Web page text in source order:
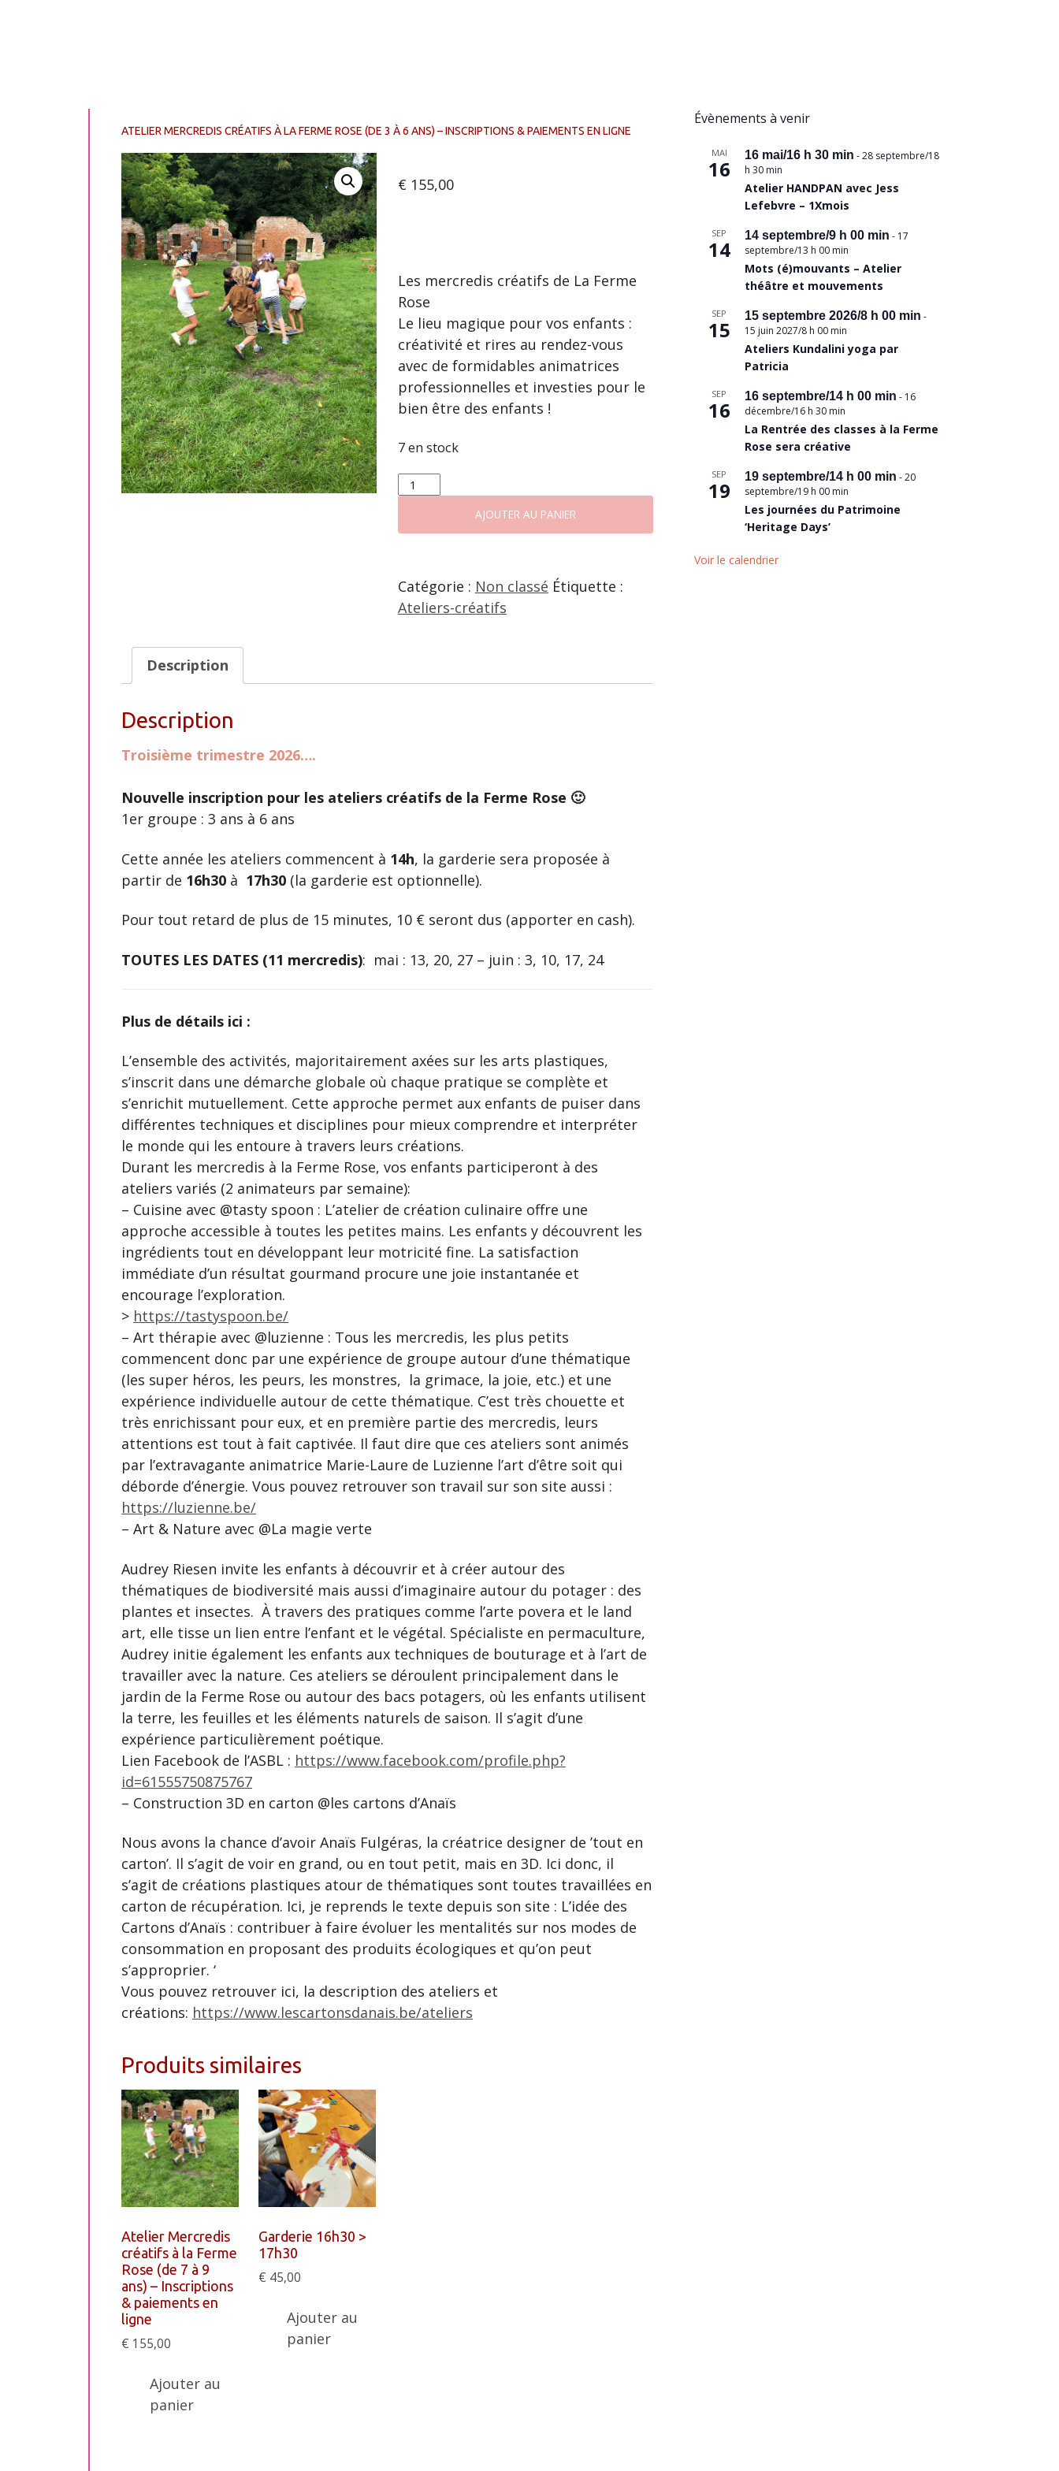
ATELIER MERCREDIS CRÉATIFS À LA FERME ROSE (DE 3 À 6 ANS) – INSCRIPTIONS & PAIEMENTS EN LIGNE
€ 155,00
Les mercredis créatifs de La Ferme
Rose
Le lieu magique pour vos enfants :
créativité et rires au rendez-vous
avec de formidables animatrices
professionnelles et investies pour le
bien être des enfants !
7 en stock
QUANTITÉ
DE
MERCREDIS
LA
FERME
ROSE
6
LIGNE
AJOUTER AU PANIER
Catégorie : Non classé Étiquette :
Ateliers-créatifs
Description
Description
Troisième trimestre 2026….
Nouvelle inscription pour les ateliers créatifs de la Ferme Rose 🙂
1er groupe : 3 ans à 6 ans
Cette année les ateliers commencent à 14h, la garderie sera proposée à
partir de 16h30 à 17h30 (la garderie est optionnelle).
Pour tout retard de plus de 15 minutes, 10 € seront dus (apporter en cash).
TOUTES LES DATES (11 mercredis): mai : 13, 20, 27 – juin : 3, 10, 17, 24
Plus de détails ici :
L’ensemble des activités, majoritairement axées sur les arts plastiques,
s’inscrit dans une démarche globale où chaque pratique se complète et
s’enrichit mutuellement. Cette approche permet aux enfants de puiser dans
différentes techniques et disciplines pour mieux comprendre et interpréter
le monde qui les entoure à travers leurs créations.
Durant les mercredis à la Ferme Rose, vos enfants participeront à des
ateliers variés (2 animateurs par semaine):
– Cuisine avec @tasty spoon : L’atelier de création culinaire offre une
approche accessible à toutes les petites mains. Les enfants y découvrent les
ingrédients tout en développant leur motricité fine. La satisfaction
immédiate d’un résultat gourmand procure une joie instantanée et
encourage l’exploration.
> https://tastyspoon.be/
– Art thérapie avec @luzienne : Tous les mercredis, les plus petits
commencent donc par une expérience de groupe autour d’une thématique
(les super héros, les peurs, les monstres, la grimace, la joie, etc.) et une
expérience individuelle autour de cette thématique. C’est très chouette et
très enrichissant pour eux, et en première partie des mercredis, leurs
attentions est tout à fait captivée. Il faut dire que ces ateliers sont animés
par l’extravagante animatrice Marie-Laure de Luzienne l’art d’être soit qui
déborde d’énergie. Vous pouvez retrouver son travail sur son site aussi :
https://luzienne.be/
– Art & Nature avec @La magie verte
Audrey Riesen invite les enfants à découvrir et à créer autour des
thématiques de biodiversité mais aussi d’imaginaire autour du potager : des
plantes et insectes. À travers des pratiques comme l’arte povera et le land
art, elle tisse un lien entre l’enfant et le végétal. Spécialiste en permaculture,
Audrey initie également les enfants aux techniques de bouturage et à l’art de
travailler avec la nature. Ces ateliers se déroulent principalement dans le
jardin de la Ferme Rose ou autour des bacs potagers, où les enfants utilisent
la terre, les feuilles et les éléments naturels de saison. Il s’agit d’une
expérience particulièrement poétique.
Lien Facebook de l’ASBL : https://www.facebook.com/profile.php?
id=61555750875767
– Construction 3D en carton @les cartons d’Anaïs
Nous avons la chance d’avoir Anaïs Fulgéras, la créatrice designer de ’tout en
carton’. Il s’agit de voir en grand, ou en tout petit, mais en 3D. Ici donc, il
s’agit de créations plastiques atour de thématiques sont toutes travaillées en
carton de récupération. Ici, je reprends le texte depuis son site : L’idée des
Cartons d’Anaïs : contribuer à faire évoluer les mentalités sur nos modes de
consommation en proposant des produits écologiques et qu’on peut
s’approprier. ‘
Vous pouvez retrouver ici, la description des ateliers et
créations: https://www.lescartonsdanais.be/ateliers
Produits similaires
Atelier Mercredis
créatifs à la Ferme
Rose (de 7 à 9
ans) – Inscriptions
& paiements en
ligne
€ 155,00
Ajouter au
panier
Garderie 16h30 >
17h30
€ 45,00
Ajouter au
panier
Évènements à venir
MAI
16
16 mai/16 h 30 min -28 septembre/18
h 30 min
Atelier HANDPAN avec Jess
Lefebvre – 1Xmois
SEP
14
14 septembre/9 h 00 min - 17
septembre/13 h 00 min
Mots (é)mouvants – Atelier
théâtre et mouvements
SEP
15
15 septembre 2026/8 h 00 min -
15 juin 2027/8 h 00 min
Ateliers Kundalini yoga par
Patricia
SEP
16
16 septembre/14 h 00 min - 16
décembre/16 h 30 min
La Rentrée des classes à la Ferme
Rose sera créative
SEP
19
19 septembre/14 h 00 min -20
septembre/19 h 00 min
Les journées du Patrimoine
‘Heritage Days’
Voir le calendrier